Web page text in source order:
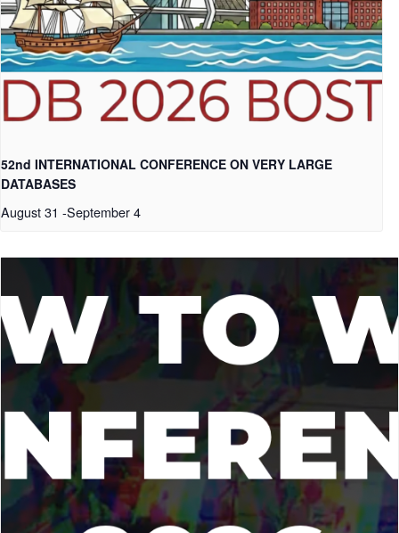
52nd INTERNATIONAL CONFERENCE ON VERY LARGE
DATABASES
August 31 -September 4